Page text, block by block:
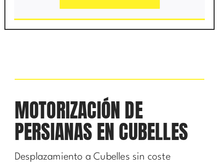
MOTORIZACIÓN DE
PERSIANAS EN CUBELLES
Desplazamiento a Cubelles sin coste